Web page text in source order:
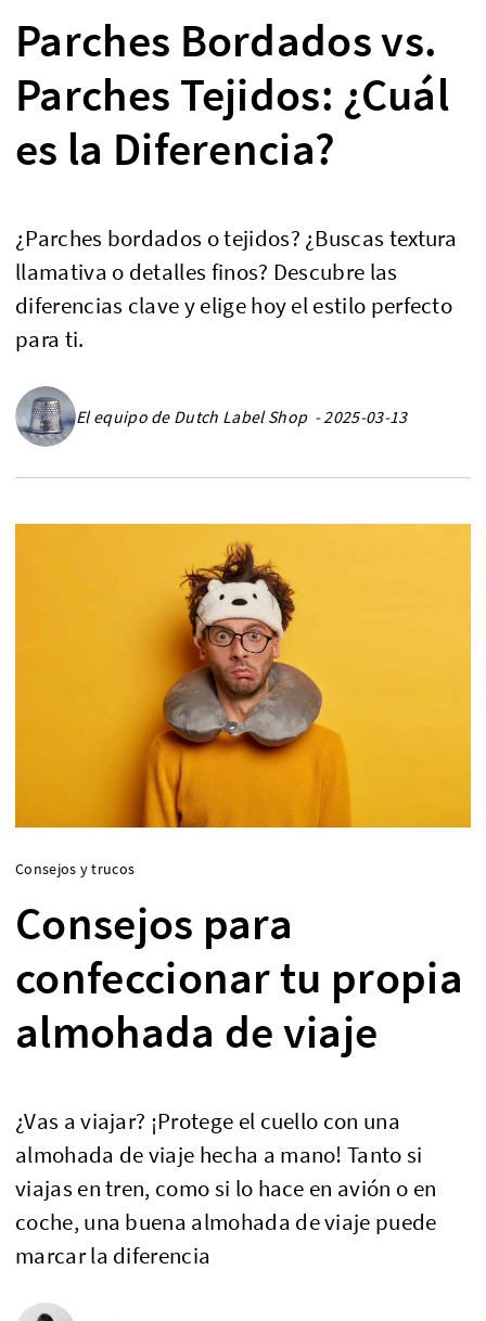
Parches Bordados vs.
Parches Tejidos: ¿Cuál
es la Diferencia?
¿Parches bordados o tejidos? ¿Buscas textura
llamativa o detalles finos? Descubre las
diferencias clave y elige hoy el estilo perfecto
para ti.
El equipo de Dutch Label Shop - 2025-03-13
Consejos y trucos
Consejos para
confeccionar tu propia
almohada de viaje
¿Vas a viajar? ¡Protege el cuello con una
almohada de viaje hecha a mano! Tanto si
viajas en tren, como si lo hace en avión o en
coche, una buena almohada de viaje puede
marcar la diferencia